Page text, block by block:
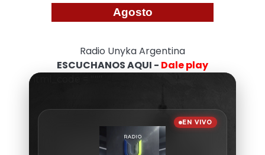
Agosto
Radio Unyka Argentina
ESCUCHANOS AQUI - Dale play